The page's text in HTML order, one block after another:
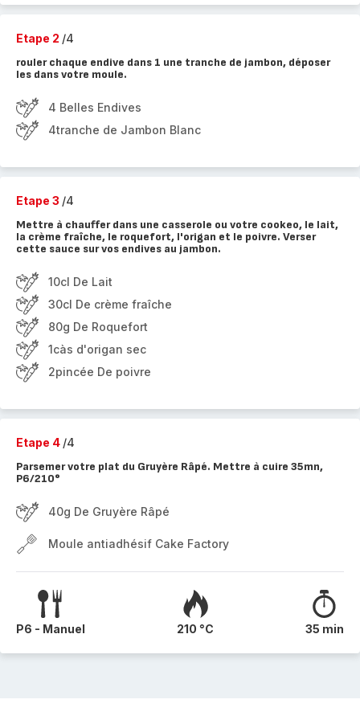
Etape 2 /4
rouler chaque endive dans 1 une tranche de jambon, déposer
les dans votre moule.
4 Belles Endives
4tranche de Jambon Blanc
Etape 3 /4
Mettre à chauffer dans une casserole ou votre cookeo, le lait,
la crème fraîche, le roquefort, l'origan et le poivre. Verser
cette sauce sur vos endives au jambon.
10cl De Lait
30cl De crème fraîche
80g De Roquefort
1càs d'origan sec
2pincée De poivre
Etape 4 /4
Parsemer votre plat du Gruyère Râpé. Mettre à cuire 35mn,
P6/210°
40g De Gruyère Râpé
Moule antiadhésif Cake Factory
P6 - Manuel 210 °C 35 min